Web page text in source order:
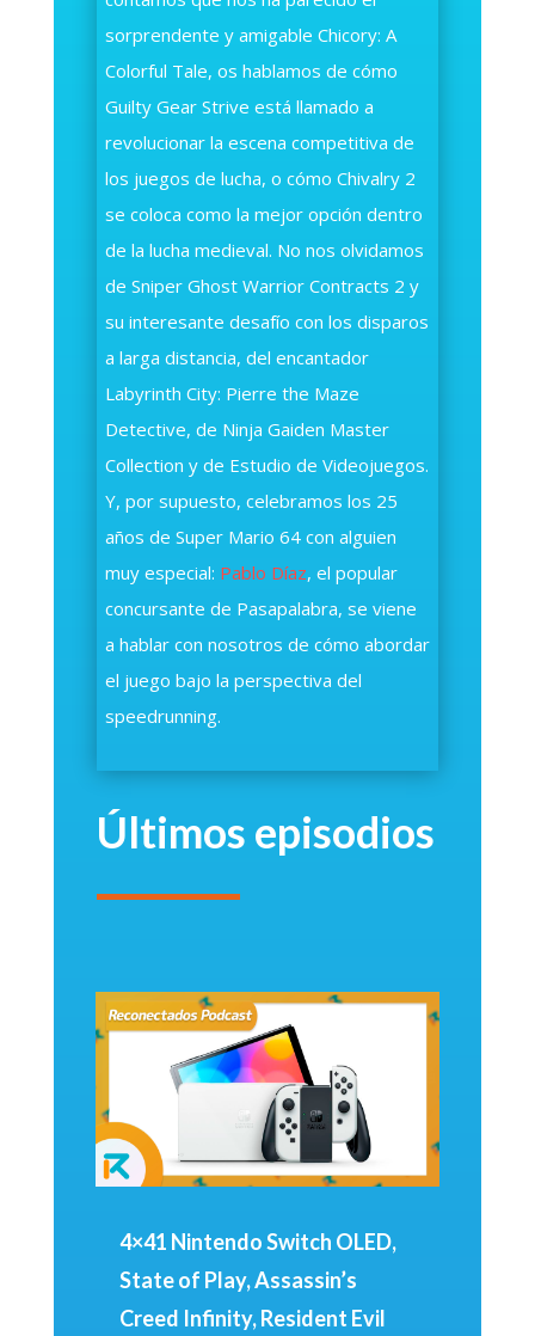
sorprendente y amigable Chicory: A
Colorful Tale, os hablamos de cómo
Guilty Gear Strive está llamado a
revolucionar la escena competitiva de
los juegos de lucha, o cómo Chivalry 2
se coloca como la mejor opción dentro
de la lucha medieval. No nos olvidamos
de Sniper Ghost Warrior Contracts 2 y
su interesante desafío con los disparos
a larga distancia, del encantador
Labyrinth City: Pierre the Maze
Detective, de Ninja Gaiden Master
Collection y de Estudio de Videojuegos.
Y, por supuesto, celebramos los 25
años de Super Mario 64 con alguien
muy especial: Pablo Díaz, el popular
concursante de Pasapalabra, se viene
a hablar con nosotros de cómo abordar
el juego bajo la perspectiva del
speedrunning.
Últimos episodios
4×41 Nintendo Switch OLED,
State of Play, Assassin’s
Creed Infinity, Resident Evil